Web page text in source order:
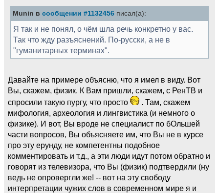
Munin в сообщении #1132456 писал(а):
Я так и не понял, о чём шла речь конкретно у вас.
Так что жду разъяснений. По-русски, а не в
"гуманитарных терминах".
Давайте на примере объясню, что я имел в виду. Вот
Вы, скажем, физик. К Вам пришли, скажем, с РенТВ и
спросили такую пургу, что просто
. Там, скажем
мифология, археология и лингвистика (и немного о
физике). И вот, Вы вроде не специалист по бОльшей
части вопросов, Вы объясняете им, что Вы не в курсе
про эту ерунду, не компетентны подобное
комментировать и т.д., а эти люди идут потом обратно и
говорят из телевизора, что Вы (физик) подтвердили (ну
ведь не опровергли же! -- вот на эту свободу
интерпретации чужих слов в современном мире я и